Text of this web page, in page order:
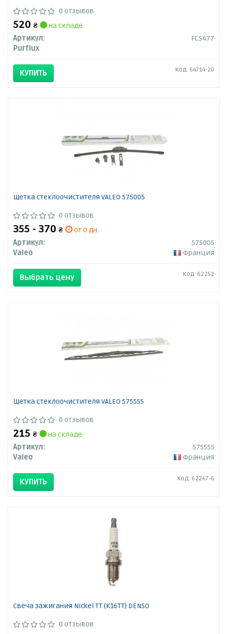
0 отзывов
520 ₴
на складе
Артикул:
FCS477
Purflux
КУПИТЬ Код: 64714-20
Щетка стеклоочистителя VALEO 575005
0 отзывов
355 - 370 ₴
от 0 дн.
Артикул:
575005
Valeo
Франция
Выбрать цену Код: 62252
Щетка стеклоочистителя VALEO 575555
0 отзывов
215 ₴
на складе
Артикул:
575555
Valeo
Франция
КУПИТЬ Код: 62267-6
Свеча зажигания Nickel TT (K16TT) DENSO
0 отзывов